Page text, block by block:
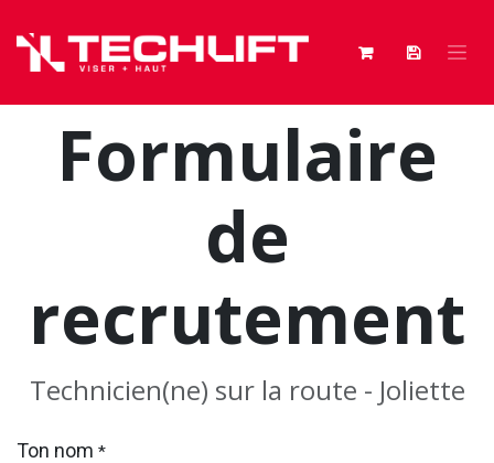
Formulaire
de
recrutement
Technicien(ne) sur la route - Joliette
Ton nom *